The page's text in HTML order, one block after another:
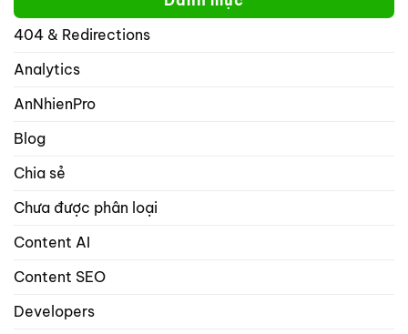
trên
mạng
không
thể
404 & Redirections
Analytics
AnNhienPro
Blog
Chia sẻ
Chưa được phân loại
Content AI
Content SEO
Developers